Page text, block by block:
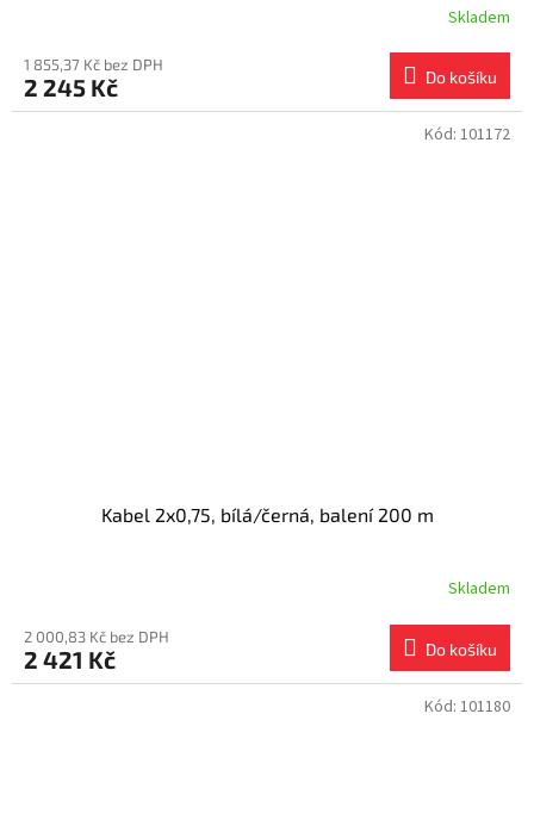
Skladem
1 855,37 Kč bez DPH
2 245 Kč Do košíku
Kabel 2x0,75, bílá/černá, balení 200 m
Skladem
2 000,83 Kč bez DPH
2 421 Kč Do košíku
Kód: 101172
Kód: 101180